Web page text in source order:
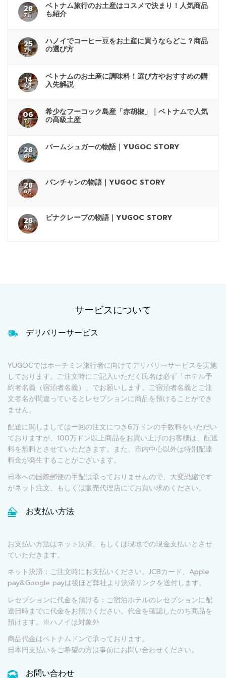
28
7月
ベトナム旅行のお土産はコスメで決まり！人気商品
も紹介
25
7月
ハノイでコーヒー豆をお土産に買うならどこ？商品
の選び方
14
7月
ベトナムのお土産に調味料！選び方やおすすめの購
入先解説
06
7月
希少なフーコック島産「赤胡椒」｜ベトナムで人気
の高級土産
28
6月
パームシュガーの物語｜YUGOC STORY
28
6月
バンチャンの物語｜YUGOC STORY
28
6月
ビナクレープの物語｜YUGOC STORY
サービスについて
デリバリーサービス
YUGOCではホーチミン旅行者に向けてデリバリーサービスを実施
しております。ご注文時にご記入いただく氏名は必ず「ホテル予
約者名義（宿泊者名義）」でお願いします。ご宿泊者名義とご注
文者名が間違っているとレセプションに商品を預けることができ
ません。
配送に関しましては一回の注文につき6万ドンの手数料をいただい
ておりますが、100万ドン以上商品をお買い上げのお客様は、配送
料を無料とさせていただきます。また、市内中心以外は特別配達
料金が発生することがございます。
日本への国際郵便の手配は承っておりませんので、大変恐縮です
がネット注文、もしくは販売代理店にてお買い求めください。
お支払い方法
お支払い方法はネット決済、もしくは現地での現金支払いとさせ
ていただきます。
ネット決済：ご注文時にお支払いください。JCBカード、Apple
pay&Google payは後ほど弊社より決済リンクを送付します。
レセプションに代金を預ける：ご宿泊ホテルのレセプションに配
達日時までに代金をお預けください。代金を確認したのち商品を
預けます。※ハノイは対象外
商品代金はベトナムドンで承っております。
日本円支払いをご希望の方は事前にお問い合わせください。
お問い合わせ